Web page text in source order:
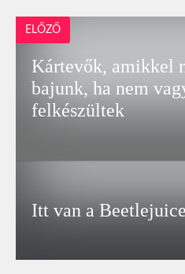
ELŐZŐ
Kártevők, amikkel
bajunk, ha nem
felkészültek
Itt van a